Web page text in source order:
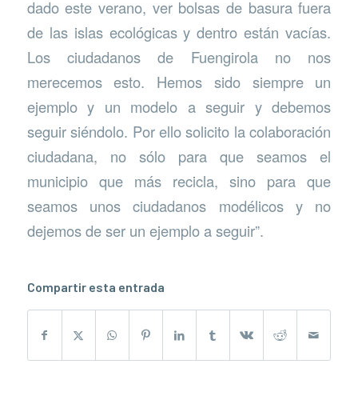
dado este verano, ver bolsas de basura fuera
de las islas ecológicas y dentro están vacías.
Los ciudadanos de Fuengirola no nos
merecemos esto. Hemos sido siempre un
ejemplo y un modelo a seguir y debemos
seguir siéndolo. Por ello solicito la colaboración
ciudadana, no sólo para que seamos el
municipio que más recicla, sino para que
seamos unos ciudadanos modélicos y no
dejemos de ser un ejemplo a seguir”.
Compartir esta entrada